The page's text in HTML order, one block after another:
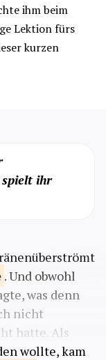
ihm beim
Lektion fürs
kurzen
ihr
. Und obwohl
was denn
nicht
hatte. Als
wollte, kam